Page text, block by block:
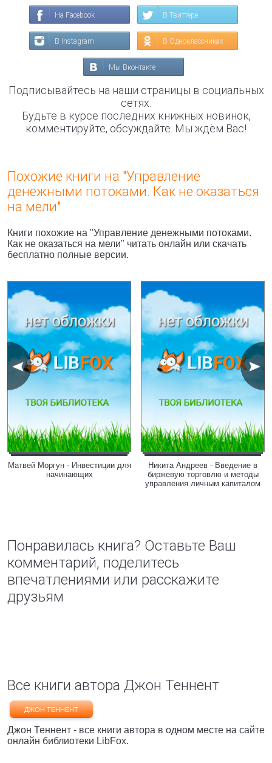
На Facebook В Твиттере
В Instagram В Одноклассниках
Мы Вконтакте
Подписывайтесь на наши страницы в социальных
сетях.
Будьте в курсе последних книжных новинок,
комментируйте, обсуждайте. Мы ждём Вас!
Похожие книги на "Управление
денежными потоками. Как не оказаться
на мели"
Книги похожие на "Управление денежными потоками.
Как не оказаться на мели" читать онлайн или скачать
бесплатно полные версии.
Матвей Моргун - Инвестиции для
начинающих
Никита Андреев - Введение в
биржевую торговлю и методы
управления личным капиталом
Понравилась книга? Оставьте Ваш
комментарий, поделитесь
впечатлениями или расскажите
друзьям
Все книги автора Джон Теннент
ДЖОН ТЕННЕНТ
Джон Теннент - все книги автора в одном месте на сайте
онлайн библиотеки LibFox.